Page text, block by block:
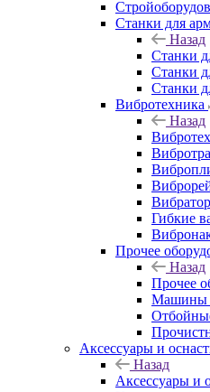
Станки для
Назад
Станки
Станки
Станки
Вибротехника
Назад
Гибкие
Прочее
Назад
Прочее
Машины
Аксeccyapы и
Назад
Аксeccyapы и